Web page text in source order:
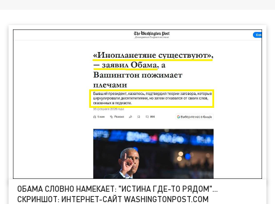
ОБАМА СЛОВНО НАМЕКАЕТ: "ИСТИНА ГДЕ-ТО РЯДОМ"…
СКРИНШОТ: ИНТЕРНЕТ-САЙТ WASHINGTONPOST.COM